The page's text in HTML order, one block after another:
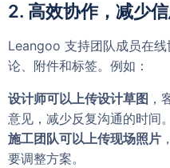
2. 高效协作，减少
Leangoo 支持团队成员在
论、附件和标签。例如：
设计师可以上传设计草图 ，
意见，减少反复沟通的时间。
施工团队可以上传现场照片
要调整方案。